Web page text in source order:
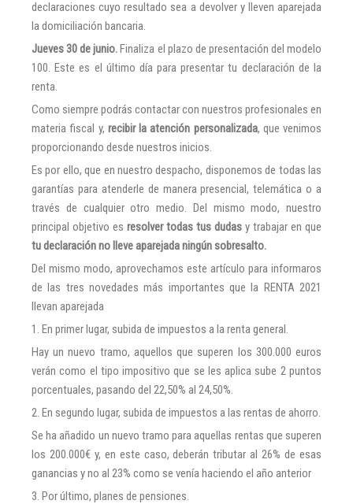
declaraciones cuyo resultado sea a devolver y lleven aparejada
la domiciliación bancaria.
Jueves 30 de junio.Finaliza el plazo de presentación del modelo
100. Este es el último día para presentar tu declaración de la
renta.
Como siempre podrás contactar con nuestros profesionales en
materia fiscal y, recibir la atención personalizada, que venimos
proporcionando desde nuestros inicios.
Es por ello, que en nuestro despacho, disponemos de todas las
garantías para atenderle de manera presencial, telemática o a
través de cualquier otro medio. Del mismo modo, nuestro
principal objetivo es resolver todas tus dudas y trabajar en que
tu declaración no lleve aparejada ningún sobresalto.
Del mismo modo, aprovechamos este artículo para informaros
de las tres novedades más importantes que la RENTA 2021
llevan aparejada
1. En primer lugar, subida de impuestos a la renta general.
Hay un nuevo tramo, aquellos que superen los 300.000 euros
verán como el tipo impositivo que se les aplica sube 2 puntos
porcentuales, pasando del 22,50% al 24,50%.
2. En segundo lugar, subida de impuestos a las rentas de ahorro.
Se ha añadido un nuevo tramo para aquellas rentas que superen
los 200.000€ y, en este caso, deberán tributar al 26% de esas
ganancias y no al 23% como se venía haciendo el año anterior
3. Por último, planes de pensiones.